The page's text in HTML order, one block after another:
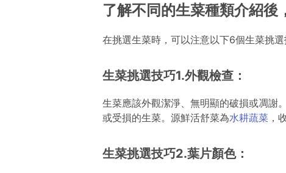
了解不同的生菜種類介紹後
在挑選生菜時，可以注意以下6個生菜挑
生菜挑選技巧1.外觀檢查：
生菜應該外觀潔淨、無明顯的破損或凋謝
或受損的生菜。源鮮活舒菜為水耕蔬菜 ，
生菜挑選技巧2.葉片顏色：